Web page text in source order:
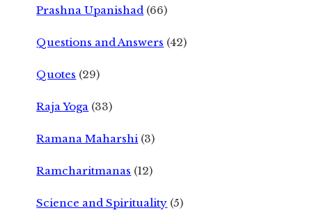
Prashna Upanishad (66)
Questions and Answers (42)
Quotes (29)
Raja Yoga (33)
Ramana Maharshi (3)
Ramcharitmanas (12)
Science and Spirituality (5)